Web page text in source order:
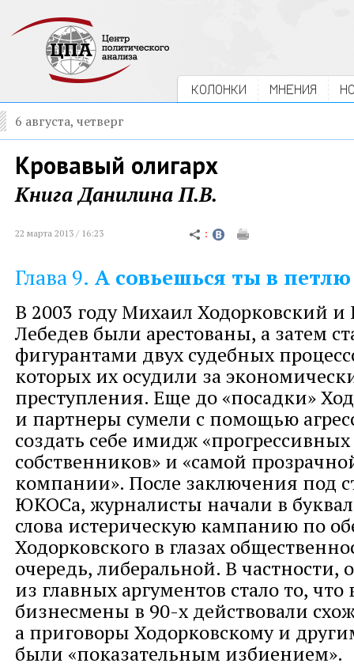
КОЛОНКИ МНЕНИЯ
6 августа, четверг
Кровавый олигарх
Книга Данилина П.В.
22 марта 2013 / 16:23
Глава 9. А совьешься ты в петлю
В 2003 году Михаил Ходорковский и
Лебедев были арестованы, а затем
фигурантами двух судебных
которых их осудили за
преступления. Еще до «посадки»
и партнеры сумели с помощью
создать себе имидж «прогрессивных
собственников» и «самой
компании». После заключения под
ЮКОСа, журналисты начали в
слова истерическую кампанию по
Ходорковского в глазах
очередь, либеральной. В частности,
из главных аргументов стало то,
бизнесмены в 90-х действовали
а приговоры Ходорковскому и
были «показательным избиением».